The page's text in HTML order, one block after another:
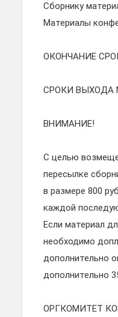
Сборнику
Материалы
ОКОНЧАНИЕ
СРОКИ ВЫХОДА
ВНИМАНИЕ!
С целью
пересылке
в размере 800
каждой
Если материал
необходимо
дополнительно
дополнительно
ОРГКОМИТЕТ